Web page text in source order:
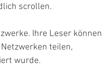
scrollen.
Ihre Leser können
teilen,
wurde.